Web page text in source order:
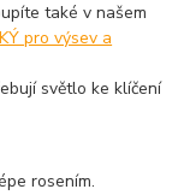
také v našem
pro výsev a
světlo ke klíčení
rosením.